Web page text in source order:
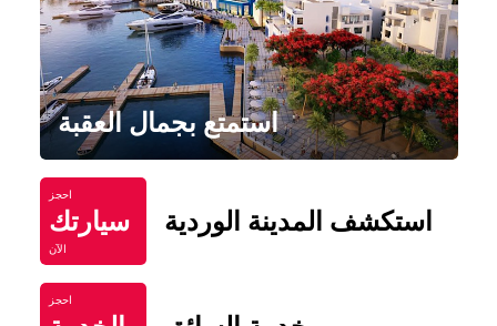
استمتع بجمال العقبة
احجز
سيارتك
الآن
استكشف المدينة الوردية
احجز